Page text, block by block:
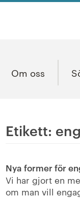
Om oss
Etikett:
Nya former för
Vi har gjort en
om man vill